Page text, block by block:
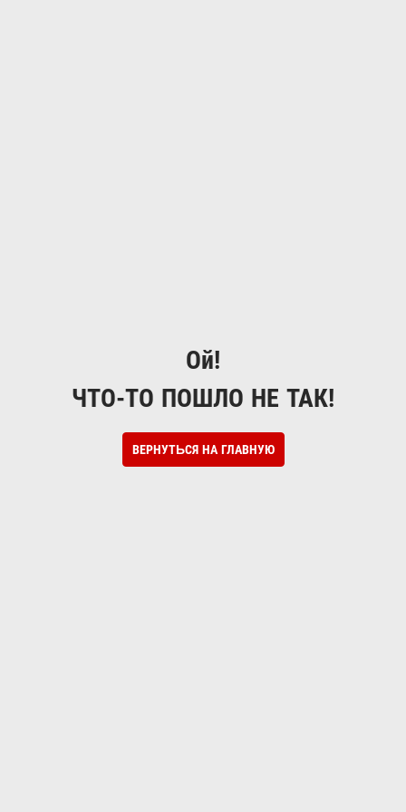
Ой!
ЧТО-ТО ПОШЛО НЕ ТАК!
ВЕРНУТЬСЯ НА ГЛАВНУЮ